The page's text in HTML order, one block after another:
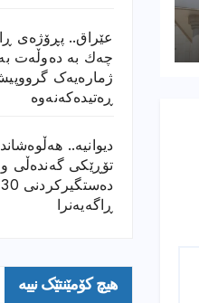
عێراق.. پڕۆژەی
چەك بە دەوڵەت
ژمارەیەک
ڕەتیدەکەنەوە
دیوانیە..
تۆڕێكی گەندەڵی و
ڕاگەیەنرا
هیچ کۆمێنتێک نییە